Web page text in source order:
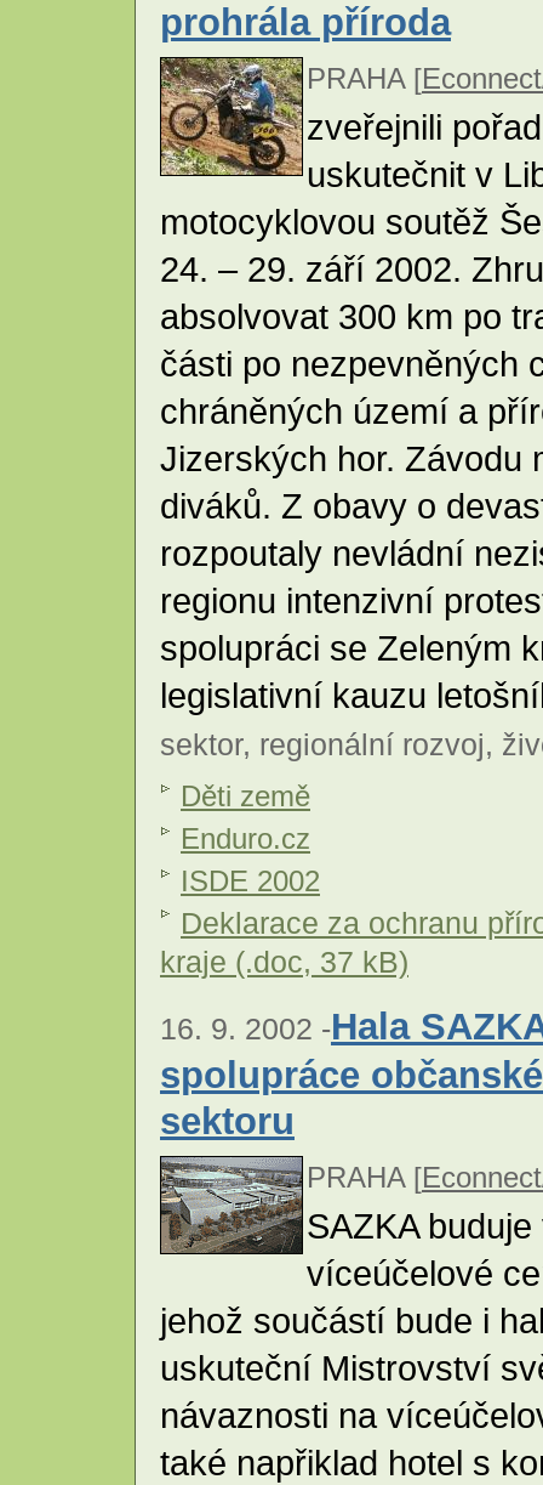
prohrála příroda
PRAHA [
zveřejnili
uskutečnit v
motocyklovou soutěž
24. – 29. září 2002.
absolvovat 300 km po
části po nezpevněných
chráněných území a
Jizerských hor. Závodu
diváků. Z obavy o
rozpoutaly nevládní
regionu intenzivní
spolupráci se Zeleným
legislativní kauzu
sektor, regionální rozvoj,
Děti země
Enduro.cz
ISDE 2002
Deklarace za ochranu
kraje (.doc, 37 kB)
16. 9. 2002 -Hala
spolupráce
sektoru
PRAHA [
SAZKA
víceúčelové
jehož součástí bude i
uskuteční Mistrovství
návaznosti na
také napřiklad hotel s